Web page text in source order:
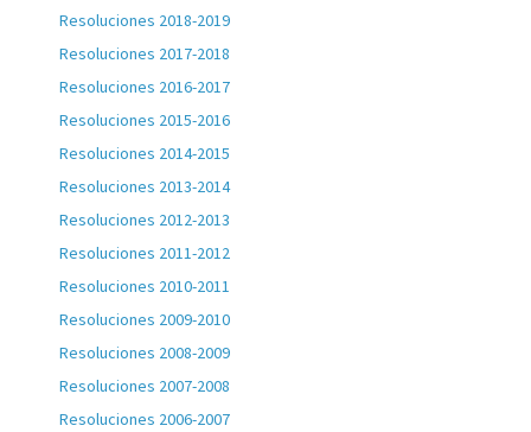
Resoluciones 2018-2019
Resoluciones 2017-2018
Resoluciones 2016-2017
Resoluciones 2015-2016
Resoluciones 2014-2015
Resoluciones 2013-2014
Resoluciones 2012-2013
Resoluciones 2011-2012
Resoluciones 2010-2011
Resoluciones 2009-2010
Resoluciones 2008-2009
Resoluciones 2007-2008
Resoluciones 2006-2007